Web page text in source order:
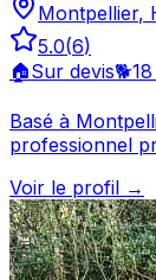
Montpellier,
5.0(6)
🏠Sur devis🐕
Basé à
professionnel propose un
Voir le profil →